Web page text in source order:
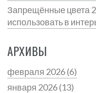
Запрещённые цвета
использовать в
АРХИВЫ
февраля 2026(6)
января 2026(13)